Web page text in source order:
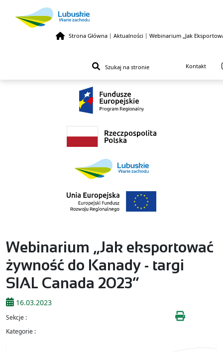
Strona Główna | Aktualności | Webinarium „Jak
Kontakt
Webinarium „Jak eksportować
żywność do Kanady - targi
SIAL Canada 2023”
16.03.2023
Sekcje :
Kategorie :